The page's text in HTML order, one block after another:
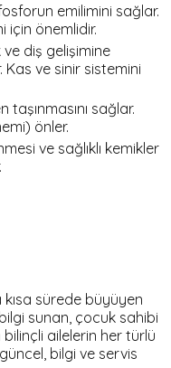
emilimini sağlar.
için önemlidir.
ve diş gelişimine
Kas ve sinir sistemini
taşınmasını sağlar.
önler.
ve sağlıklı kemikler
sürede büyüyen
sunan, çocuk sahibi
ailelerin her türlü
bilgi ve servis